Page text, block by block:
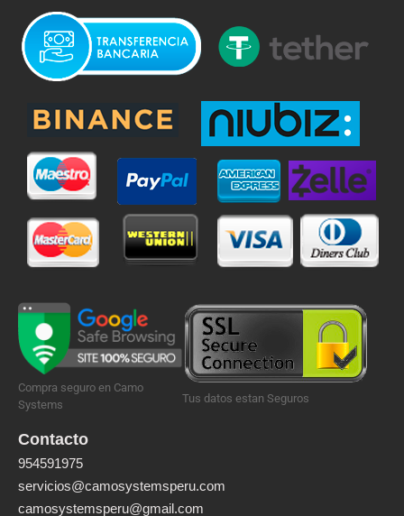
Compra seguro en Camo
Systems
Tus datos estan Seguros
Contacto
954591975
servicios@camosystemsperu.com
camosystemsperu@gmail.com